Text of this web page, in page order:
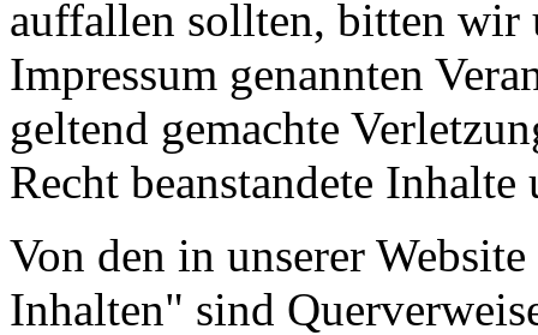
auffallen sollten, bitten
Impressum genannten
geltend gemachte
Recht beanstandete
Von den in unserer
Inhalten" sind